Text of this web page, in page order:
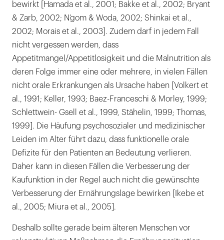
bewirkt [Hamada et al., 2001; Bakke et al., 2002; Bryant
& Zarb, 2002; N’gom & Woda, 2002; Shinkai et al.,
2002; Morais et al., 2003]. Zudem darf in jedem Fall
nicht vergessen werden, dass
Appetitmangel/Appetitlosigkeit und die Malnutrition als
deren Folge immer eine oder mehrere, in vielen Fällen
nicht orale Erkrankungen als Ursache haben [Volkert et
al., 1991; Keller, 1993; Baez-Franceschi & Morley, 1999;
Schlettwein- Gsell et al., 1999, Stähelin, 1999; Thomas,
1999]. Die Häufung psychosozialer und medizinischer
Leiden im Alter führt dazu, dass funktionelle orale
Defizite für den Patienten an Bedeutung verlieren.
Daher kann in diesen Fällen die Verbesserung der
Kaufunktion in der Regel auch nicht die gewünschte
Verbesserung der Ernährungslage bewirken [Ikebe et
al., 2005; Miura et al., 2005].
Deshalb sollte gerade beim älteren Menschen vor